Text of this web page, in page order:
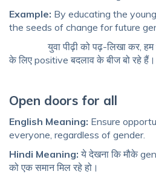
Example: By educating the
the seeds of change for future
युवा पीढ़ी को पढ़-लिखा कर, हम
के लिए positive बदलाव के बीज बो रहे हैं।
Open doors for all
English Meaning: Ensure
everyone, regardless of gender.
Hindi Meaning: ये देखना कि मौके
को एक समान मिल रहे हो।